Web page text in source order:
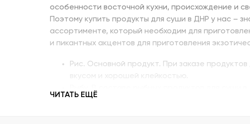
особенности восточной кухни, происхождение и
Поэтому купить продукты для суши в ДНР у нас –
ассортименте, который необходим для
и пикантных акцентов для приготовления
Рис. Основной продукт. При заказе
Рыбу. В составе рыбных продуктов для суши
напоминающий сладкое мясо угря, окунь
ЧИТАТЬ ЕЩЁ